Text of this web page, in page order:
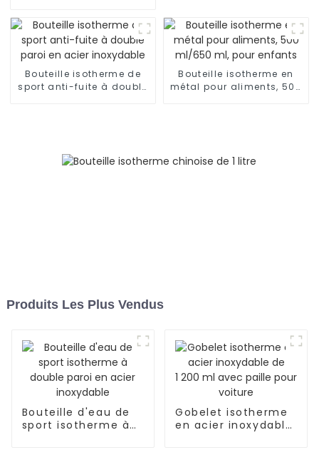
Bouteille isotherme de
sport anti-fuite à double
Bouteille isotherme en
métal pour aliments, 500
Produits Les Plus Vendus
Bouteille d'eau de
sport isotherme à
Gobelet isotherme
en acier inoxydable